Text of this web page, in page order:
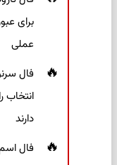
برای
عملی
دارند